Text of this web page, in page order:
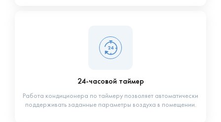
24-часовой таймер
Работа кондиционера по таймеру позволяет автоматически
поддерживать заданные параметры воздуха в помещении.